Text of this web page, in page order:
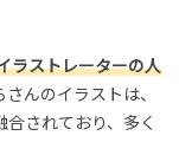
ラストレーターの人
んのイラストは、
されており、多く